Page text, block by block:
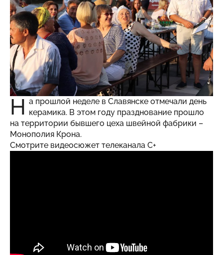
Н а прошлой неделе в Славянске отмечали день
керамика. В этом году празднование прошло
на территории бывшего цеха швейной фабрики –
Монополия Крона.
Смотрите видеосюжет телеканала С+